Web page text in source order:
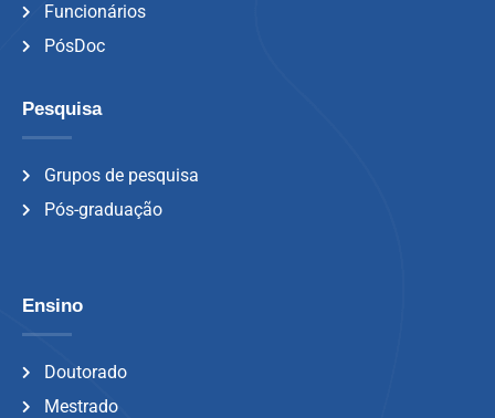
Funcionários
PósDoc
Pesquisa
Grupos de pesquisa
Pós-graduação
Ensino
Doutorado
Mestrado